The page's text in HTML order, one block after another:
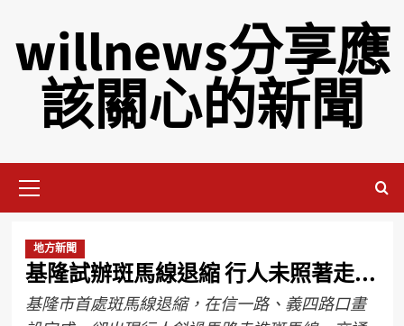
willnews分享應
該關心的新聞
地方新聞
基隆試辦斑馬線退縮 行人未照著走…
基隆市首處斑馬線退縮，在信一路、義四路口畫